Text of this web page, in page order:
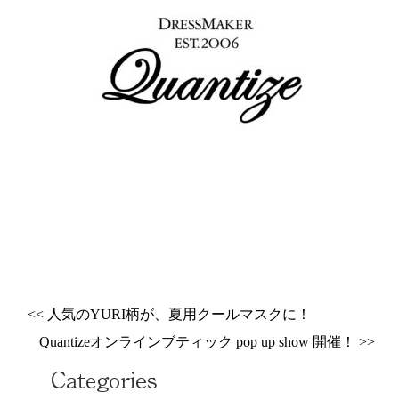
<< 人気のYURI柄が、夏用クールマスクに！
Quantizeオンラインブティック pop up show 開催！ >>